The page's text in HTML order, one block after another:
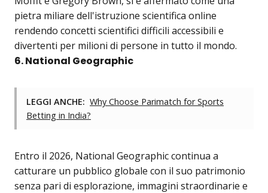
pietra miliare dell'istruzione scientifica online
rendendo concetti scientifici difficili accessibili e
divertenti per milioni di persone in tutto il mondo.
6. National Geographic
LEGGI ANCHE: Why Choose Parimatch for Sports
Betting in India?
Entro il 2026, National Geographic continua a
catturare un pubblico globale con il suo patrimonio
senza pari di esplorazione, immagini straordinarie e